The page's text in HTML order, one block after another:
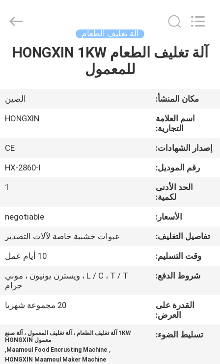
المنزل
برنامج
حولنا
جولة
المصنع
مراقبة
الجودة
اتصل
Machinery
Rights
آلة تغليف الطعام
آلة تغليف الطعام HONGXIN 1KW
للمعمول
مكان المنشأ:
الصين
اسم العلامة
التجارية:
HONGXIN
إصدار الشهادات:
CE
رقم الموديل:
HX-2860-I
الحد الأدنى
لكمية:
1
الأسعار:
negotiable
تفاصيل التغليف:
عبوات خشبية خاصة لآلات التصدير
وقت التسليم:
10 أيام عمل
شروط الدفع:
L / C ، T / T ، ويسترن يونيون ، موني
جرام
القدرة على
العرض:
20 مجموعة شهريا
تسليط الضوء:
1KW آلة تغليف الطعام ، آلة تغليف المعمول ، آلة صنع
معمول HONGXIN
,
Maamoul Food Encrusting Machine
,
HONGXIN Maamoul Maker Machine